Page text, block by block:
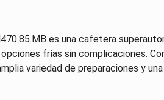
es una cafetera
frías sin complicaciones.
variedad de preparaciones y